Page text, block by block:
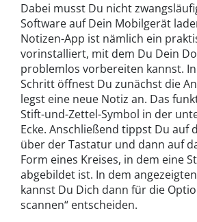
Dabei musst Du nicht
Software auf Dein Mobilgerät
Notizen-App ist nämlich ein
vorinstalliert, mit dem Du Dein
problemlos vorbereiten kannst.
Schritt öffnest Du zunächst die
legst eine neue Notiz an. Das
Stift-und-Zettel-Symbol in der
Ecke. Anschließend tippst Du auf
über der Tastatur und dann auf
Form eines Kreises, in dem eine
abgebildet ist. In dem
kannst Du Dich dann für die
scannen“ entscheiden.